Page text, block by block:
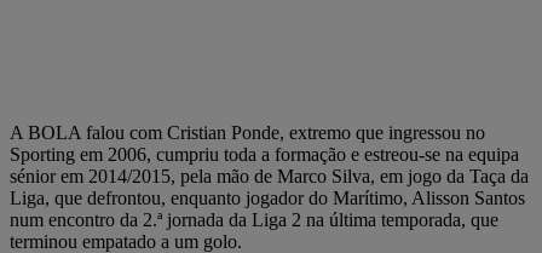
A BOLA falou com Cristian Ponde, extremo que ingressou no
Sporting em 2006, cumpriu toda a formação e estreou-se na equipa
sénior em 2014/2015, pela mão de Marco Silva, em jogo da Taça da
Liga, que defrontou, enquanto jogador do Marítimo, Alisson Santos
num encontro da 2.ª jornada da Liga 2 na última temporada, que
terminou empatado a um golo.